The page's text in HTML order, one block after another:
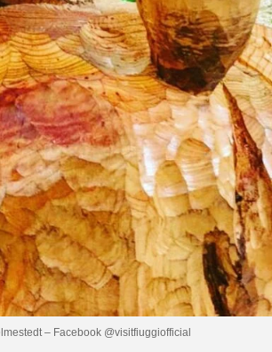
– Facebook @visitfiuggiofficial